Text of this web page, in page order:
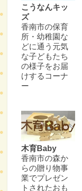
こうなんキッ
ズ
香南市の保育
所・幼稚園な
どに通う元気
な子どもたち
の様子をお届
けするコーナ
ー
木育Baby
香南市の森か
らの贈り物事
業でプレゼン
トされたおも